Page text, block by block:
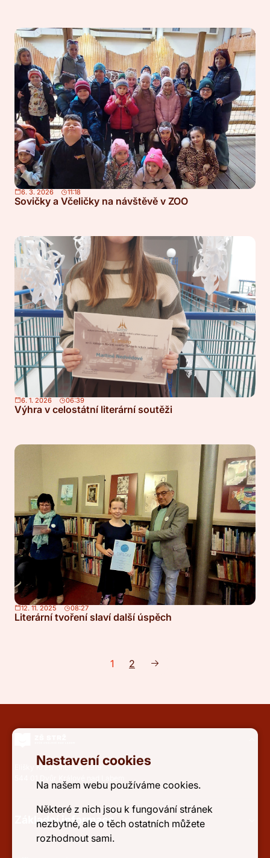
6. 3. 2026 11:18
Sovičky a Včeličky na návštěvě v ZOO
6. 1. 2026 06:39
Výhra v celostátní literární soutěži
12. 11. 2025 08:27
Literární tvoření slaví další úspěch
1 2
Elišky Krásnohorské 2919
Základní informace
Nastavení cookies
Na našem webu používáme cookies.
Některé z nich jsou k fungování stránek
nezbytné, ale o těch ostatních můžete
rozhodnout sami.